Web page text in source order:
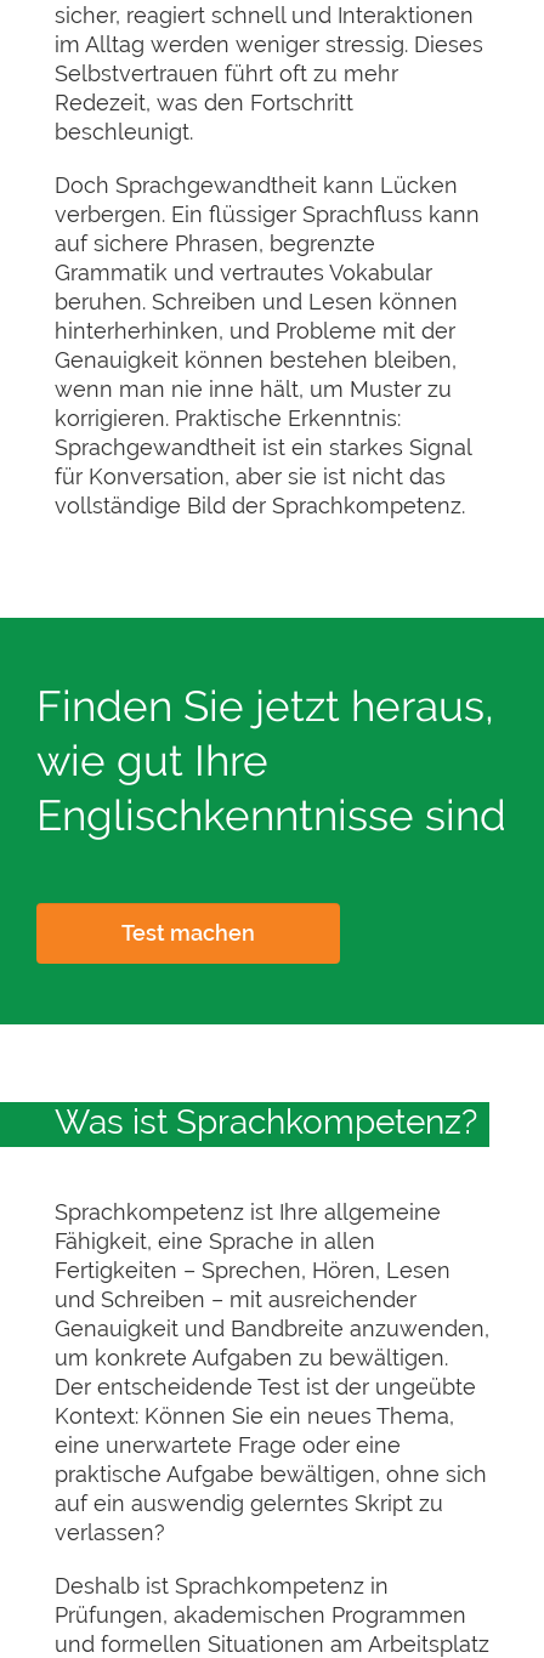
sicher, reagiert schnell und Interaktionen
im Alltag werden weniger stressig. Dieses
Selbstvertrauen führt oft zu mehr
Redezeit, was den Fortschritt
beschleunigt.
Doch Sprachgewandtheit kann Lücken
verbergen. Ein flüssiger Sprachfluss kann
auf sichere Phrasen, begrenzte
Grammatik und vertrautes Vokabular
beruhen. Schreiben und Lesen können
hinterherhinken, und Probleme mit der
Genauigkeit können bestehen bleiben,
wenn man nie inne hält, um Muster zu
korrigieren. Praktische Erkenntnis:
Sprachgewandtheit ist ein starkes Signal
für Konversation, aber sie ist nicht das
vollständige Bild der Sprachkompetenz.
Finden Sie jetzt heraus,
wie gut Ihre
Englischkenntnisse sind
Test machen
Was ist Sprachkompetenz?
Sprachkompetenz ist Ihre allgemeine
Fähigkeit, eine Sprache in allen
Fertigkeiten – Sprechen, Hören, Lesen
und Schreiben – mit ausreichender
Genauigkeit und Bandbreite anzuwenden,
um konkrete Aufgaben zu bewältigen.
Der entscheidende Test ist der ungeübte
Kontext: Können Sie ein neues Thema,
eine unerwartete Frage oder eine
praktische Aufgabe bewältigen, ohne sich
auf ein auswendig gelerntes Skript zu
verlassen?
Deshalb ist Sprachkompetenz in
Prüfungen, akademischen Programmen
und formellen Situationen am Arbeitsplatz